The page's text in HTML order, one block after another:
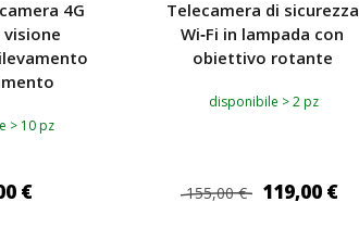
4G
visione
> 10 pz
€
Telecamera di sicurezza
Wi‑Fi in lampada con
obiettivo rotante
disponibile > 2 pz
155,00 € 119,00 €